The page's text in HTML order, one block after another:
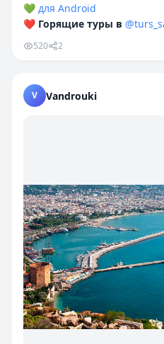
💚 для Android
❤️ Горящие туры в
520 2
V Vandrouki